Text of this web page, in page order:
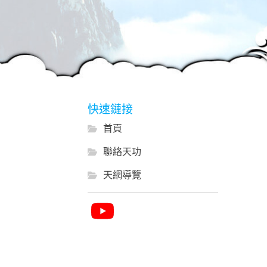
快速鏈接
首頁
聯絡天功
天網導覽